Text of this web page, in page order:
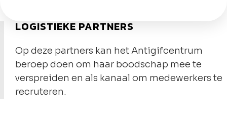
LOGISTIEKE PARTNERS
Op deze partners kan het Antigifcentrum
beroep doen om haar boodschap mee te
verspreiden en als kanaal om medewerkers te
recruteren.